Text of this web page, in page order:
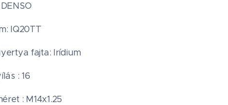
IQ20TT
fajta: Irídium
: 16
: M14x1.25